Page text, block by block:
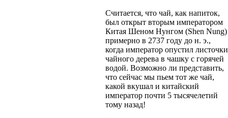
Считается, что чай, как напиток,
был открыт вторым императором
Китая Шеном Нунгом (Shen Nung)
примерно в 2737 году до н. э.,
когда император опустил листочки
чайного дерева в чашку с горячей
водой. Возможно ли представить,
что сейчас мы пьем тот же чай,
какой вкушал и китайский
император почти 5 тысячелетий
тому назад!